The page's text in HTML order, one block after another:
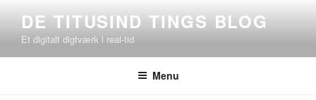
indhold
DE TITUSIND TINGS BLOG
Et digitalt digtværk i real-tid
Menu